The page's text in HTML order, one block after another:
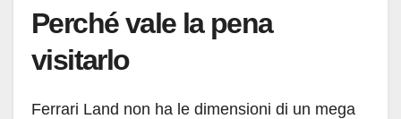
Perché vale la pena
visitarlo
Ferrari Land non ha le dimensioni di un mega